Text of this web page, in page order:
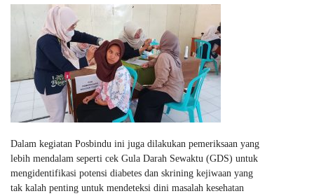
Dalam kegiatan Posbindu ini juga dilakukan pemeriksaan yang
lebih mendalam seperti cek Gula Darah Sewaktu (GDS) untuk
mengidentifikasi potensi diabetes dan skrining kejiwaan yang
tak kalah penting untuk mendeteksi dini masalah kesehatan